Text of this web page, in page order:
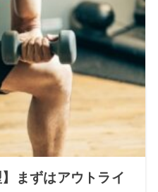
まずはアウトライ